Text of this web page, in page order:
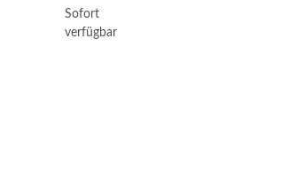
Sofort
verfügbar